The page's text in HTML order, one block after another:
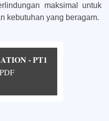
maksimal untuk
kebutuhan yang beragam.
- PT1
PDF